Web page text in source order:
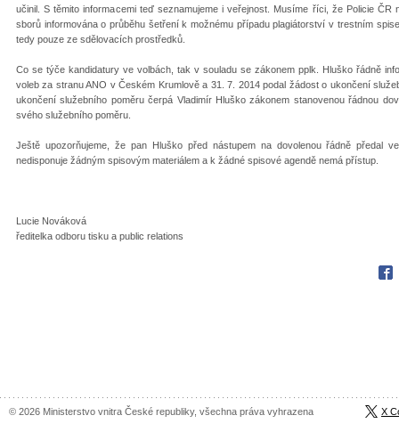
učinil. S těmito informacemi teď seznamujeme i veřejnost. Musíme říci, že Policie
sborů informována o průběhu šetření k možnému případu plagiátorství v trestním
tedy pouze ze sdělovacích prostředků.
Co se týče kandidatury ve volbách, tak v souladu se zákonem pplk. Hluško řádně
voleb za stranu ANO v Českém Krumlově a 31. 7. 2014 podal žádost o ukončení
ukončení služebního poměru čerpá Vladimír Hluško zákonem stanovenou řádnou
svého služebního poměru.
Ještě upozorňujeme, že pan Hluško před nástupem na dovolenou řádně předal
nedisponuje žádným spisovým materiálem a k žádné spisové agendě nemá přístup.
Lucie Nováková
ředitelka odboru tisku a public relations
© 2026 Ministerstvo vnitra České republiky, všechna práva vyhrazena X